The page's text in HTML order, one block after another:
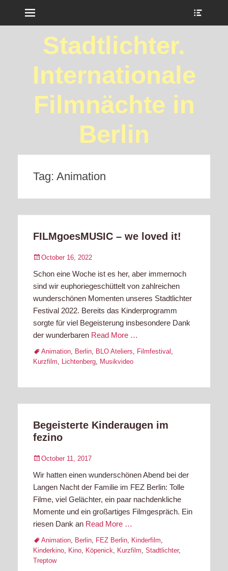
Stadtlichter.
Internationale
Filmnächte in
Berlin
Tag: Animation
FILMgoesMUSIC – we loved it!
Posted
October 16, 2022
Schon eine Woche ist es her, aber immernoch
sind wir euphoriegeschüttelt von zahlreichen
wunderschönen Momenten unseres Stadtlichter
Festival 2022. Bereits das Kinderprogramm
sorgte für viel Begeisterung insbesondere Dank
der wunderbaren Read More …
TagsAnimation, Berlin, BLO Ateliers, Filmfestival ,
Kurzfilm, Lichtenberg, Musikvideo
Begeisterte Kinderaugen im
fezino
Posted
October 11, 2017
Wir hatten einen wunderschönen Abend bei der
Langen Nacht der Familie im FEZ Berlin: Tolle
Filme, viel Gelächter, ein paar nachdenkliche
Momente und ein großartiges Filmgespräch. Ein
riesen Dank an Read More …
TagsAnimation, Berlin, FEZ Berlin, Kinderfilm,
Kinderkino, Kino, Köpenick, Kurzfilm, Stadtlichter,
Treptow